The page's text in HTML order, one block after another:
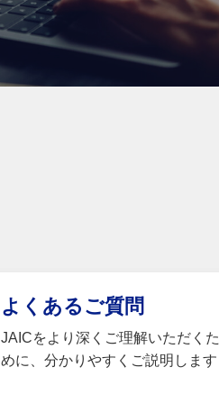
よくあるご質問
JAICをより深くご理解いただくた
めに、分かりやすくご説明します